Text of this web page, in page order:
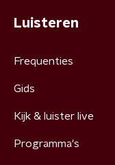
Luisteren
Frequenties
Gids
Kijk & luister live
Programma's